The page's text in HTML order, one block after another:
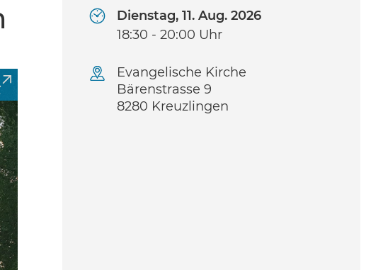
Dienstag, 11. Aug. 2026
18:30 - 20:00 Uhr
Evangelische Kirche
Bärenstrasse 9
8280 Kreuzlingen